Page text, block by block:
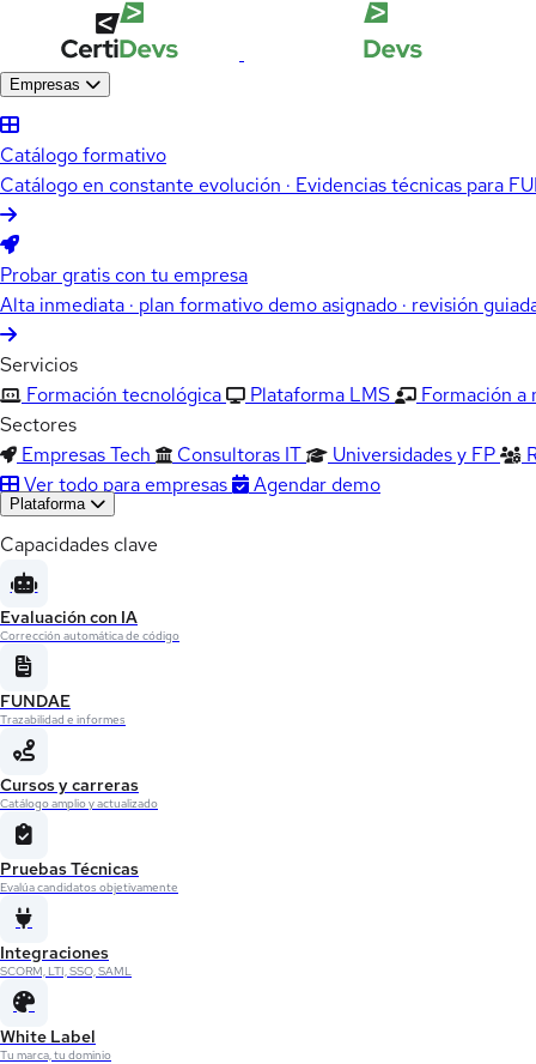
Empresas
Catálogo formativo
Catálogo en constante evolución · Evidencias técnicas para
Probar gratis con tu empresa
Alta inmediata · plan formativo demo asignado · revisión
Servicios
Formación tecnológica
Plataforma LMS Formación a
Sectores
Empresas Tech
Consultoras IT Universidades y FP
Ver todo para empresas
Agendar demo
Plataforma
Capacidades clave
Evaluación con IA
Corrección automática de código
FUNDAE
Trazabilidad e informes
Cursos y carreras
Catálogo amplio y actualizado
Pruebas Técnicas
Evalúa candidatos objetivamente
Integraciones
SCORM, LTI, SSO, SAML
White Label
Tu marca, tu dominio